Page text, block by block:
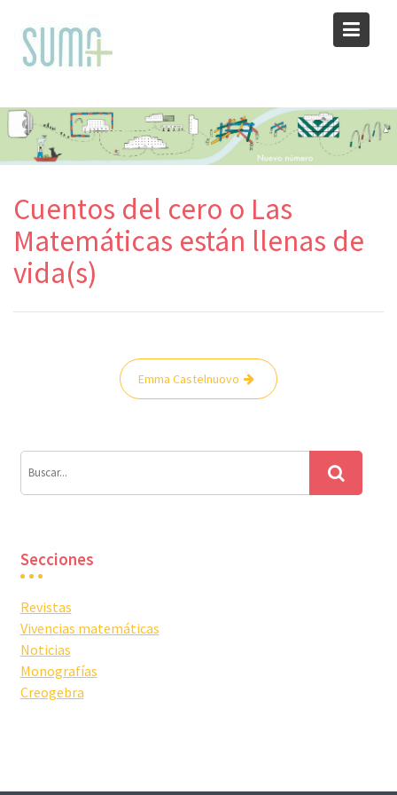
content
Cuentos del cero o Las
Matemáticas están llenas de
vida(s)
Navegación
Emma Castelnuovo
Secciones
Revistas
Vivencias matemáticas
Noticias
Monografías
Creogebra